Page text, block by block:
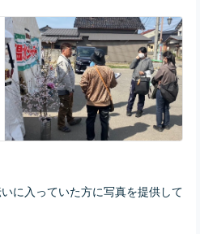
に入っていた方に写真を提供して